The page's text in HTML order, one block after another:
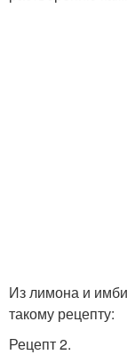
Из лимона и
такому рецепту:
Рецепт 2.